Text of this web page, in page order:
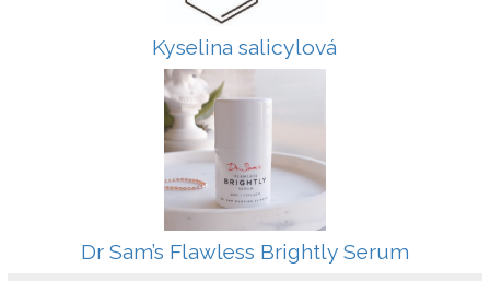
Kyselina salicylová
Dr Sam’s Flawless Brightly Serum